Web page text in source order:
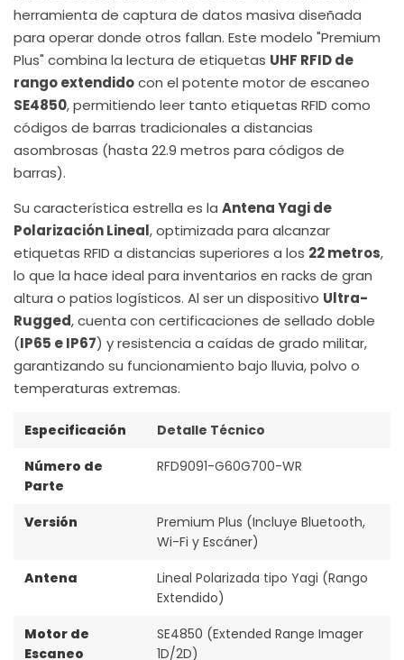
herramienta de captura de datos masiva diseñada
para operar donde otros fallan. Este modelo "Premium
Plus" combina la lectura de etiquetas UHF RFID de
rango extendidocon el potente motor de escaneo
SE4850, permitiendo leer tanto etiquetas RFID como
códigos de barras tradicionales a distancias
asombrosas (hasta 22.9 metros para códigos de
barras).
Su característica estrella es la Antena Yagi de
Polarización Lineal, optimizada para alcanzar
etiquetas RFID a distancias superiores a los 22 metros,
lo que la hace ideal para inventarios en racks de gran
altura o patios logísticos. Al ser un dispositivo Ultra-
Rugged, cuenta con certificaciones de sellado doble
(IP65 e IP67) y resistencia a caídas de grado militar,
garantizando su funcionamiento bajo lluvia, polvo o
temperaturas extremas.
Especificación
Detalle Técnico
Número de
Parte
RFD9091-G60G700-WR
Versión
Premium Plus (Incluye Bluetooth,
Wi-Fi y Escáner)
Antena
Lineal Polarizada tipo Yagi (Rango
Extendido)
Motor de
Escaneo
SE4850 (Extended Range Imager
1D/2D)